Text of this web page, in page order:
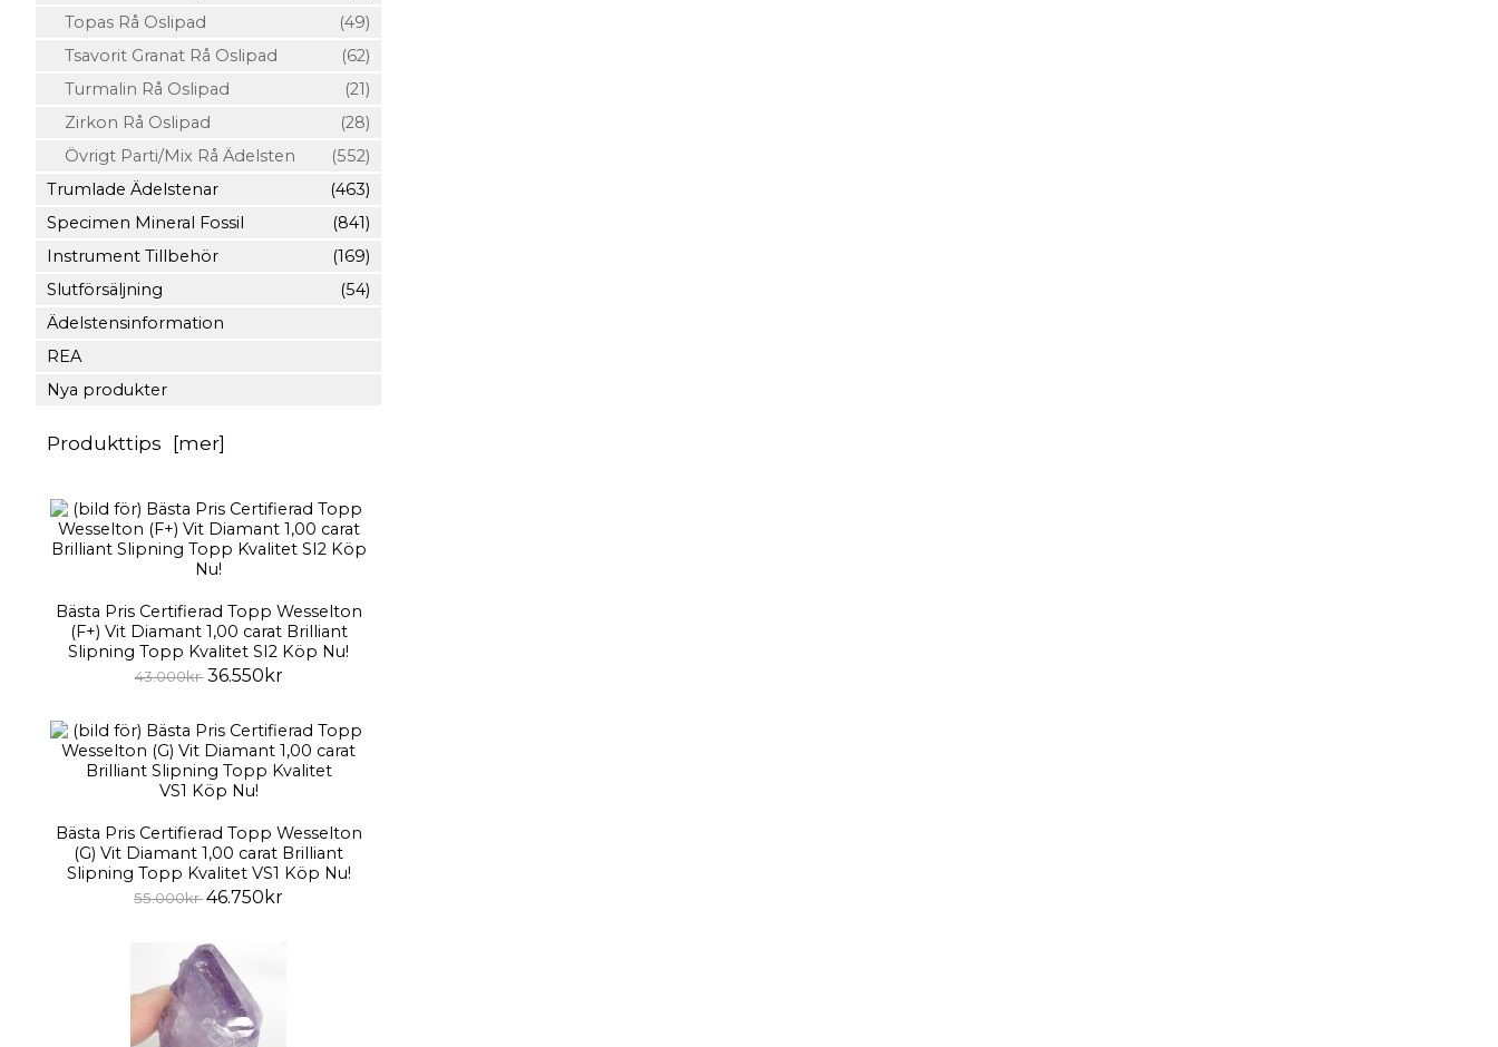
Topas Rå Oslipad
(49)
Tsavorit Granat Rå Oslipad
(62)
Turmalin Rå Oslipad
(21)
Zirkon Rå Oslipad
(28)
Övrigt Parti/Mix Rå Ädelsten
(552)
Trumlade Ädelstenar
(463)
Specimen Mineral Fossil
(841)
Instrument Tillbehör
(169)
Slutförsäljning
(54)
Ädelstensinformation
REA
Nya produkter
Produkttips [mer]
Bästa Pris Certifierad Topp Wesselton
(F+) Vit Diamant 1,00 carat Brilliant
Slipning Topp Kvalitet SI2 Köp Nu!
43.000kr 36.550kr
Bästa Pris Certifierad Topp Wesselton
(G) Vit Diamant 1,00 carat Brilliant
Slipning Topp Kvalitet VS1 Köp Nu!
55.000kr46.750kr